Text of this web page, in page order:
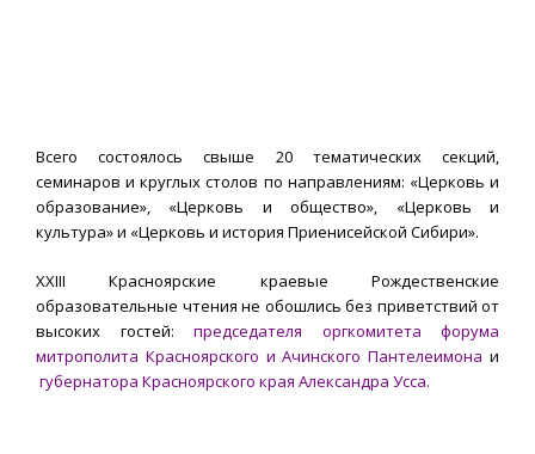
Всего состоялось свыше 20 тематических секций,
семинаров и круглых столов по направлениям: «Церковь и
образование», «Церковь и общество», «Церковь и
культура» и «Церковь и история Приенисейской Сибири».
XXIII Красноярские краевые Рождественские
образовательные чтения не обошлись без приветствий от
высоких гостей: председателя оргкомитета форума
митрополита Красноярского и Ачинского Пантелеимона и
губернатора Красноярского края Александра Усса.